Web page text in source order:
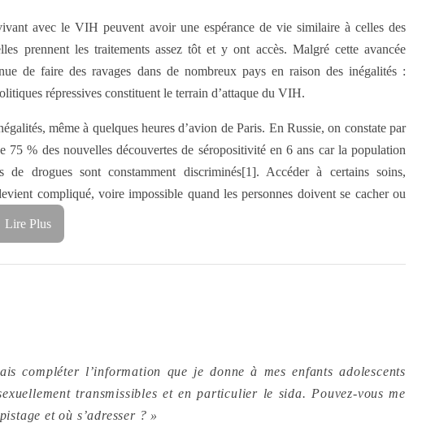
avec le VIH peuvent avoir une espérance de vie similaire à celles des
prennent les traitements assez tôt et y ont accès. Malgré cette avancée
de faire des ravages dans de nombreux pays en raison des inégalités :
répressives constituent le terrain d’attaque du VIH.
même à quelques heures d’avion de Paris. En Russie, on constate par
75 % des nouvelles découvertes de séropositivité en 6 ans car la population
de drogues sont constamment discriminés[1]. Accéder à certains soins,
compliqué, voire impossible quand les personnes doivent se cacher ou
Lire Plus
compléter l’information que je donne à mes enfants adolescents
transmissibles et en particulier le sida. Pouvez-vous me
et où s’adresser ? »